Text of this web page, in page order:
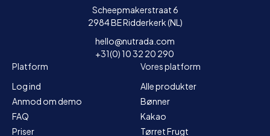
Scheepmakerstraat 6
2984 BE Ridderkerk (NL)
hello@nutrada.com
+31(0) 10 32 20 290
Platform
Log ind
Anmod om demo
FAQ
Priser
Vores platform
Alle produkter
Bønner
Kakao
Tørret Frugt